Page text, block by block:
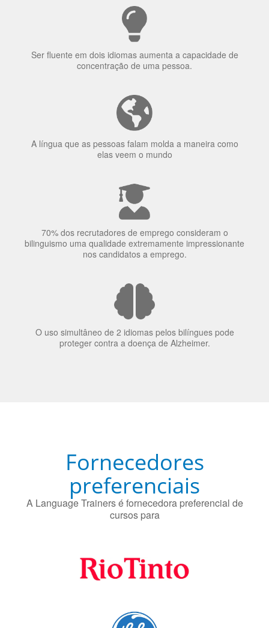
Ser fluente em dois idiomas aumenta a capacidade de
A língua que as pessoas falam molda a maneira como
70% dos recrutadores de emprego consideram o
bilinguismo uma qualidade extremamente impressionante
O uso simultâneo de 2 idiomas pelos bilíngues pode
Fornecedores
preferenciais
A Language Trainers é fornecedora preferencial de